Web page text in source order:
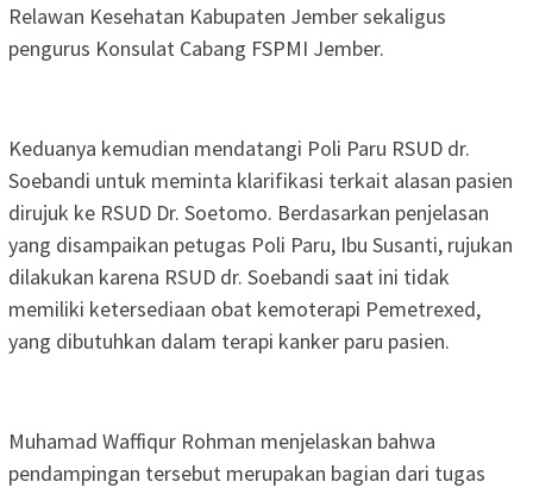
Relawan Kesehatan Kabupaten Jember sekaligus
pengurus Konsulat Cabang FSPMI Jember.
Keduanya kemudian mendatangi Poli Paru RSUD dr.
Soebandi untuk meminta klarifikasi terkait alasan pasien
dirujuk ke RSUD Dr. Soetomo. Berdasarkan penjelasan
yang disampaikan petugas Poli Paru, Ibu Susanti, rujukan
dilakukan karena RSUD dr. Soebandi saat ini tidak
memiliki ketersediaan obat kemoterapi Pemetrexed,
yang dibutuhkan dalam terapi kanker paru pasien.
Muhamad Waffiqur Rohman menjelaskan bahwa
pendampingan tersebut merupakan bagian dari tugas